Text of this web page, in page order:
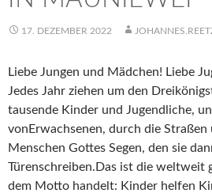
17. DEZEMBER 2022
Liebe Jungen und Mädchen! Liebe
Jedes Jahr ziehen um den
tausende Kinder und Jugendliche,
vonErwachsenen, durch die Straßen
Menschen Gottes Segen, den sie
Türenschreiben.Das ist die weltweit
dem Motto handelt: Kinder helfen